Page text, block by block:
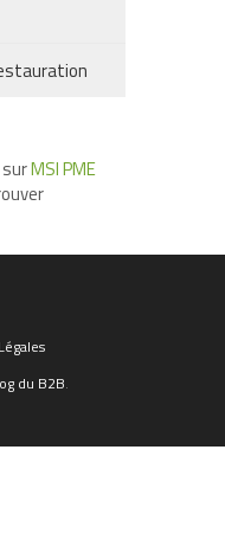
MSI PME
du B2B.